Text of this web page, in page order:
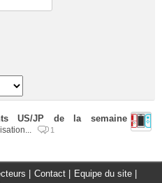
US/JP de la semaine
1
Contact Equipe du site